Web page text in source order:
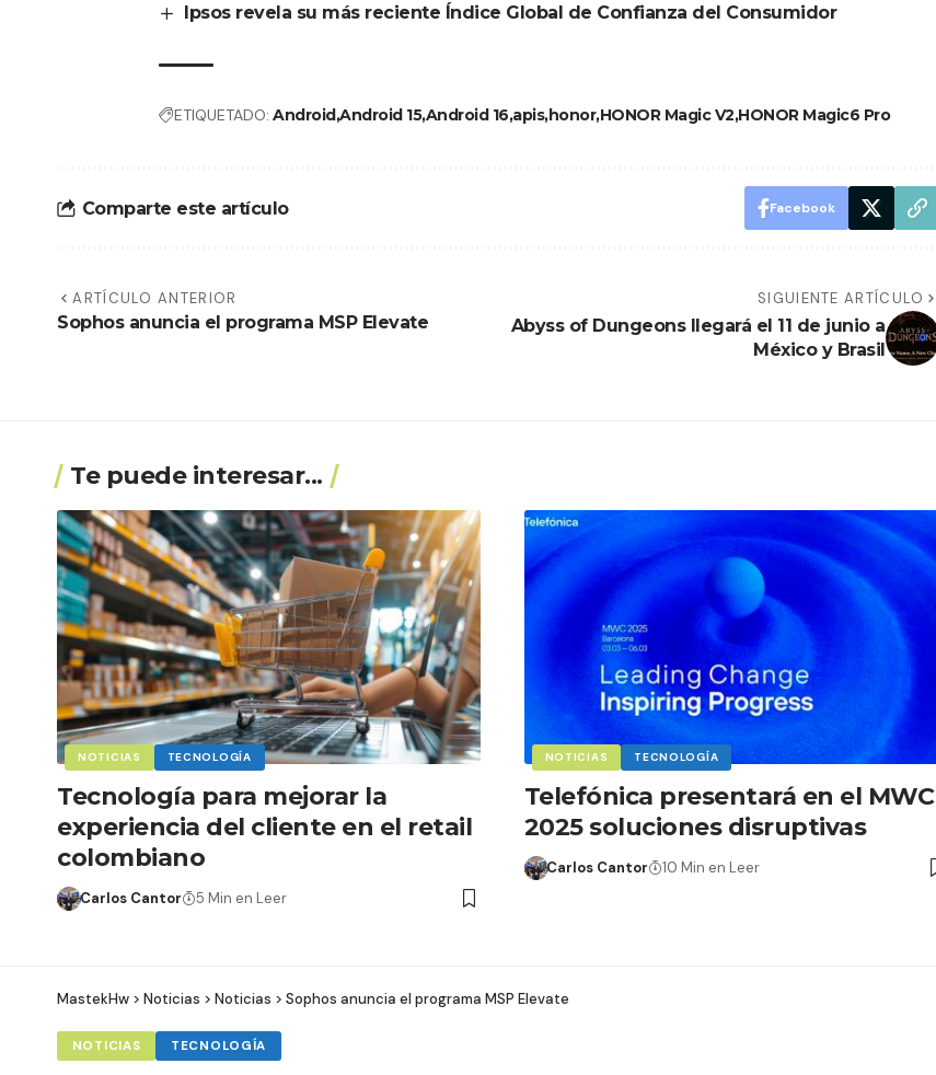
Ipsos revela su más reciente Índice Global de Confianza del Consumidor
ETIQUETADO: AndroidAndroid 15Android 16 apishonorHONOR Magic V2 HONOR Magic6 Pro
Comparte este artículo Facebook
ARTÍCULO ANTERIOR
Sophos anuncia el programa MSP Elevate
SIGUIENTE ARTÍCULO
Abyss of Dungeons llegará el 11 de junio a
México y Brasil
Te puede interesar...
NOTICIAS TECNOLOGÍA
Tecnología para mejorar la
experiencia del cliente en el retail
colombiano
Carlos Cantor 5 Min en Leer
NOTICIAS TECNOLOGÍA
Telefónica presentará en el MWC
2025 soluciones disruptivas
Carlos Cantor 10 Min en Leer
MastekHw > Noticias > Noticias > Sophos anuncia el programa MSP Elevate
NOTICIAS TECNOLOGÍA